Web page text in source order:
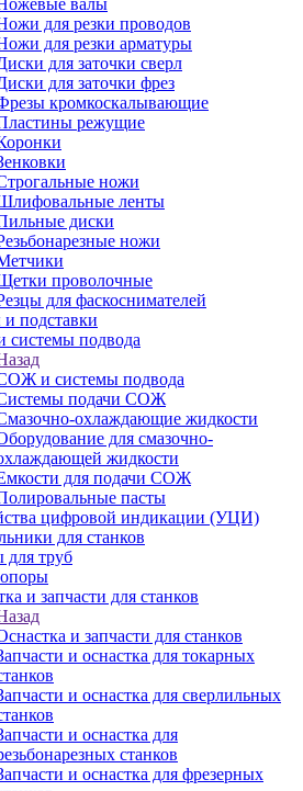
валы
для резки проводов
для резки арматуры
для заточки сверл
для заточки фрез
кромкоскалывающие
режущие
ножи
ленты
диски
ножи
проволочные
для фаскоснимателей
подставки
подвода
и системы подвода
подачи СОЖ
охлаждающие жидкости
для смазочно-
жидкости
для подачи СОЖ
пасты
цифровой индикации (УЦИ)
для станков
труб
и запчасти для станков
и запчасти для станков
и оснастка для токарных
и оснастка для сверлильных
и оснастка для
станков
и оснастка для фрезерных